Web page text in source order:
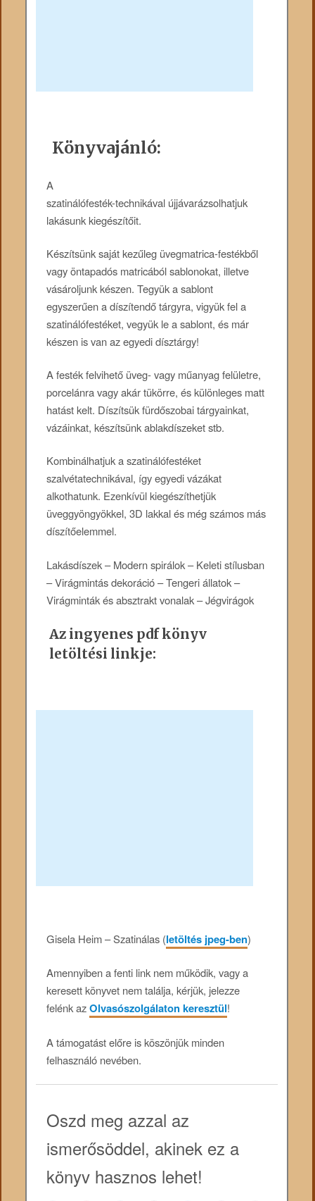
Könyvajánló:
A
szatinálófesték-technikával újjávarázsolhatjuk
lakásunk kiegészítőit.
Készítsünk saját kezűleg üvegmatrica-festékből
vagy öntapadós matricából sablonokat, illetve
vásároljunk készen. Tegyük a sablont
egyszerűen a díszítendő tárgyra, vigyük fel a
szatinálófestéket, vegyük le a sablont, és már
készen is van az egyedi dísztárgy!
A festék felvihető üveg- vagy műanyag felületre,
porcelánra vagy akár tükörre, és különleges matt
hatást kelt. Díszítsük fürdőszobai tárgyainkat,
vázáinkat, készítsünk ablakdíszeket stb.
Kombinálhatjuk a szatinálófestéket
szalvétatechnikával, így egyedi vázákat
alkothatunk. Ezenkívül kiegészíthetjük
üveggyöngyökkel, 3D lakkal és még számos más
díszítőelemmel.
Lakásdíszek – Modern spirálok – Keleti stílusban
– Virágmintás dekoráció – Tengeri állatok –
Virágminták és absztrakt vonalak – Jégvirágok
Az ingyenes pdf könyv
letöltési linkje:
Gisela Heim – Szatinálas (letöltés jpeg-ben)
Amennyiben a fenti link nem működik, vagy a
keresett könyvet nem találja, kérjük, jelezze
felénk azOlvasószolgálaton keresztül!
A támogatást előre is köszönjük minden
felhasználó nevében.
Oszd meg azzal az
ismerősöddel, akinek ez a
könyv hasznos lehet!